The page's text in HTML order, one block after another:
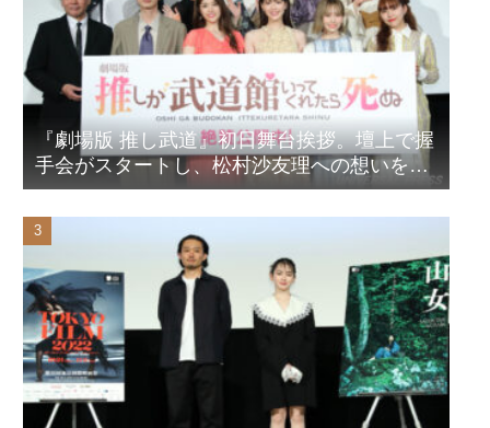
『劇場版 推し武道』初日舞台挨拶。壇上で握
手会がスタートし、松村沙友理への想いをア
ピール！？